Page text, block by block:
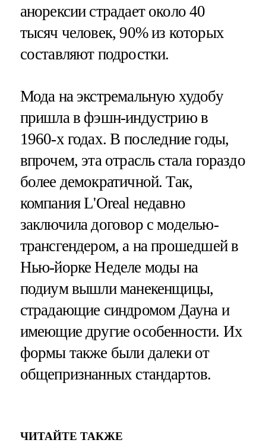
анорексии страдает около 40
тысяч человек, 90% из которых
составляют подростки.
Мода на экстремальную худобу
пришла в фэшн-индустрию в
1960-х годах. В последние годы,
впрочем, эта отрасль стала гораздо
более демократичной. Так,
компания L'Oreal недавно
заключила договор с моделью-
трансгендером, а на прошедшей в
Нью-йорке Неделе моды на
подиум вышли манекенщицы,
страдающие синдромом Дауна и
имеющие другие особенности. Их
формы также были далеки от
общепризнанных стандартов.
ЧИТАЙТЕ ТАКЖЕ